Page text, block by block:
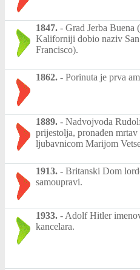
1847. - Grad Jerba Buena
Kaliforniji dobio naziv
Francisco).
1862. - Porinuta je prva
1889. - Nadvojvoda
prijestolja, pronađen
ljubavnicom Marijom
1913. - Britanski Dom
samoupravi.
1933. - Adolf Hitler
kancelara.